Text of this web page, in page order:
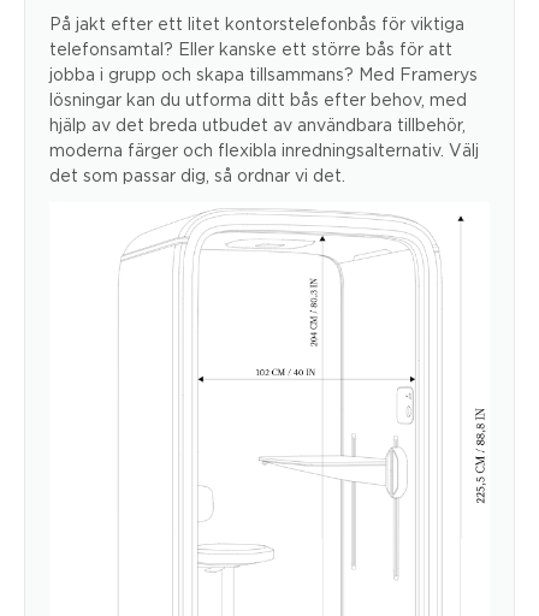
På jakt efter ett litet kontorstelefonbås för viktiga
telefonsamtal? Eller kanske ett större bås för att
jobba i grupp och skapa tillsammans? Med Framerys
lösningar kan du utforma ditt bås efter behov, med
hjälp av det breda utbudet av användbara tillbehör,
moderna färger och flexibla inredningsalternativ. Välj
det som passar dig, så ordnar vi det.